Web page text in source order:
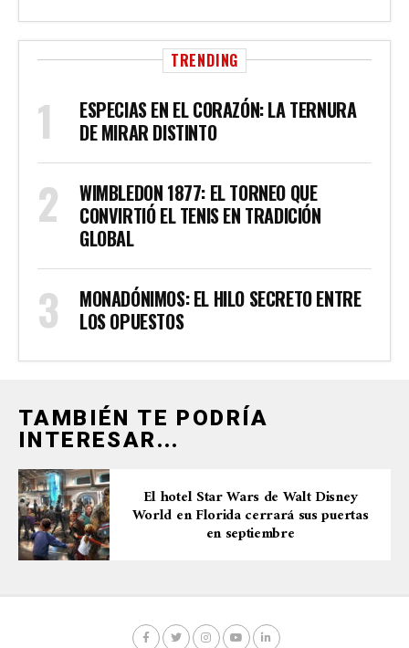
TRENDING
ESPECIAS EN EL CORAZÓN: LA TERNURA
DE MIRAR DISTINTO
WIMBLEDON 1877: EL TORNEO QUE
CONVIRTIÓ EL TENIS EN TRADICIÓN
GLOBAL
MONADÓNIMOS: EL HILO SECRETO ENTRE
LOS OPUESTOS
TAMBIÉN TE PODRÍA
INTERESAR...
El hotel Star Wars de Walt Disney
World en Florida cerrará sus puertas
en septiembre